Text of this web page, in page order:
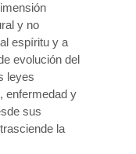
y no
espíritu y a
evolución del
leyes
enfermedad y
sus
la